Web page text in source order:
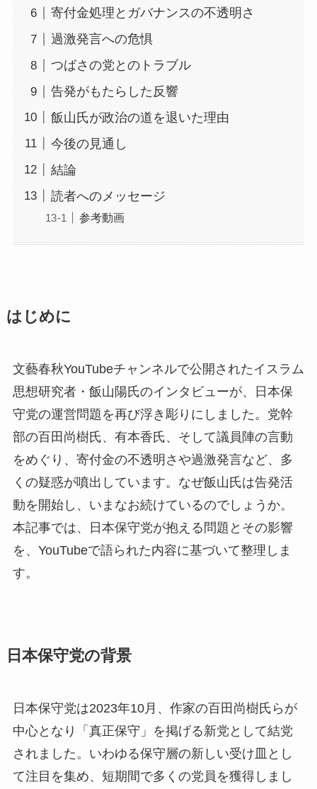
寄付金処理とガバナンスの不透明さ
過激発言への危惧
つばさの党とのトラブル
告発がもたらした反響
飯山氏が政治の道を退いた理由
今後の見通し
結論
読者へのメッセージ
参考動画
はじめに
文藝春秋YouTubeチャンネルで公開されたイスラム
思想研究者・飯山陽氏のインタビューが、日本保
守党の運営問題を再び浮き彫りにしました。党幹
部の百田尚樹氏、有本香氏、そして議員陣の言動
をめぐり、寄付金の不透明さや過激発言など、多
くの疑惑が噴出しています。なぜ飯山氏は告発活
動を開始し、いまなお続けているのでしょうか。
本記事では、日本保守党が抱える問題とその影響
を、YouTubeで語られた内容に基づいて整理しま
す。
日本保守党の背景
日本保守党は2023年10月、作家の百田尚樹氏らが
中心となり「真正保守」を掲げる新党として結党
されました。いわゆる保守層の新しい受け皿とし
て注目を集め、短期間で多くの党員を獲得しまし